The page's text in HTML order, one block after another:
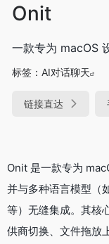
Onit
一款专为 macOS
标签： AI对话聊天
链接直达
Onit 是一款专为
并与多种语言模型（
等）无缝集成。其核
供商切换、文件拖放